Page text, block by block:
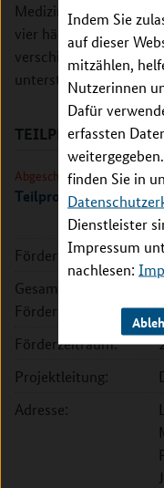
Indem Sie
auf dieser
mitzählen,
Nutzerinnen
Dafür
erfassten
finden Sie in
Dienstleister
Impressum
nachlesen:
Medizinerinnen und
vier häufigsten
verschiedensten
unterstützen.
TEILPROJEKTE
Abgeschlossen
Teilprojekt München I
Förderkennzeichen:
Gesamte
Fördersumme:
Förderzeitraum:
Projektleitung:
Adresse: